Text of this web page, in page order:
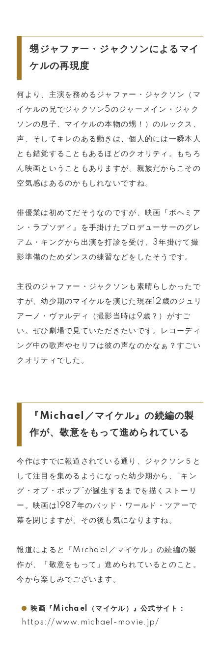
甥ジャファー・ジャクソンによるマイ
ケルの再現度
何より、主演を務めるジャファー・ジャクソン（マ
イケルの兄でジャクソン5のジャーメイン・ジャク
ソンの息子、マイケルの本物の甥！）のルックス、
声、そしてキレのある動きは、個人的には一瞬本人
とも錯覚することもあるほどのクオリティ。もちろ
ん映画ということもありますが、親族だからこその
空気感はあるのかもしれないですね。
俳優業は初めてだそうなのですが、映画『ボヘミア
ン・ラプソディ』を手掛けたプロデューサーのグレ
アム・キングから出演を打診を受け、3年掛けて撮
影準備のためダンスの練習などをしたそうです。
主役のジャファー・ジャクソンも素晴らしかったで
すが、幼少期のマイケルを演じた現在12歳のジュリ
アーノ・ヴァルディ（撮影当時は9歳？）がすご
い。ぜひ劇場で見ていただきたいです。レコーディ
ング中の歌声やセリフは彼の声なのかなぁ？すごい
クオリティでした。
『Michael／マイケル』の続編の製
作が、敬意をもって進められている
今作はすでに報道されている通り、ジャクソン５と
して注目を集めるようになった幼少期から、“キン
グ・オブ・ポップ“が誕生するまでを描くストーリ
ー。映画は1987年のバッド・ワールド・ツアーで
幕を閉じますが、その後も気になりますね。
報道によると『Michael／マイケル』の続編の製
作が、「敬意をもって」進められているとのこと。
今から楽しみでございます。
映画『Michael（マイケル）』公式サイト：
https://www.michael-movie.jp/